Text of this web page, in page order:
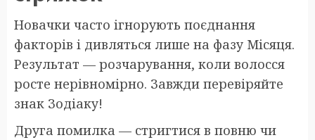
Новачки часто ігнорують поєднання
факторів і дивляться лише на фазу Місяця.
Результат — розчарування, коли волосся
росте нерівномірно. Завжди перевіряйте
знак Зодіаку!
Друга помилка — стригтися в повню чи